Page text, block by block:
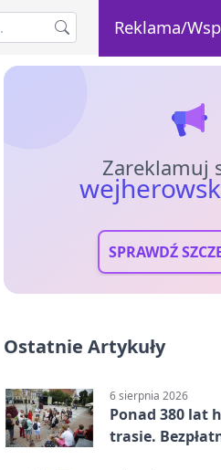
Reklama/
Zareklamuj
SPRAWDŹ
Ostatnie Artykuły
6 sierpnia 2026
Ponad 380 lat
trasie.